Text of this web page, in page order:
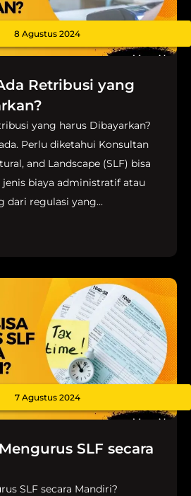
8 Agustus 2024
Retribusi yang
yang harus Dibayarkan?
Perlu diketahui Konsultan
and Landscape (SLF) bisa
biaya administratif atau
dari regulasi yang...
7 Agustus 2024
SLF secara
SLF secara Mandiri?